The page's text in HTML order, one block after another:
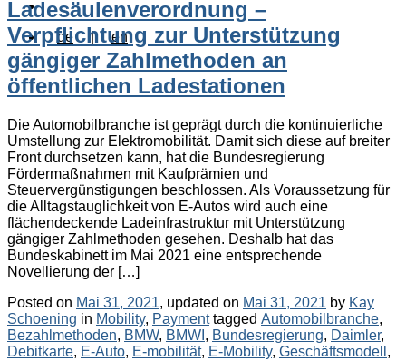
de | en
Ladesäulenverordnung –
Verpflichtung zur Unterstützung
gängiger Zahlmethoden an
öffentlichen Ladestationen
Die Automobilbranche ist geprägt durch die kontinuierliche
Umstellung zur Elektromobilität. Damit sich diese auf breiter
Front durchsetzen kann, hat die Bundesregierung
Fördermaßnahmen mit Kaufprämien und
Steuervergünstigungen beschlossen. Als Voraussetzung für
die Alltagstauglichkeit von E-Autos wird auch eine
flächendeckende Ladeinfrastruktur mit Unterstützung
gängiger Zahlmethoden gesehen. Deshalb hat das
Bundeskabinett im Mai 2021 eine entsprechende
Novellierung der […]
Posted on Mai 31, 2021, updated on Mai 31, 2021 by Kay
Schoening in Categories
Mobility, Paymenttagged Tags
Automobilbranche,
Bezahlmethoden, BMW, BMWI , Bundesregierung, Daimler,
Debitkarte, E-Auto, E-mobilität, E-Mobility, Geschäftsmodell ,